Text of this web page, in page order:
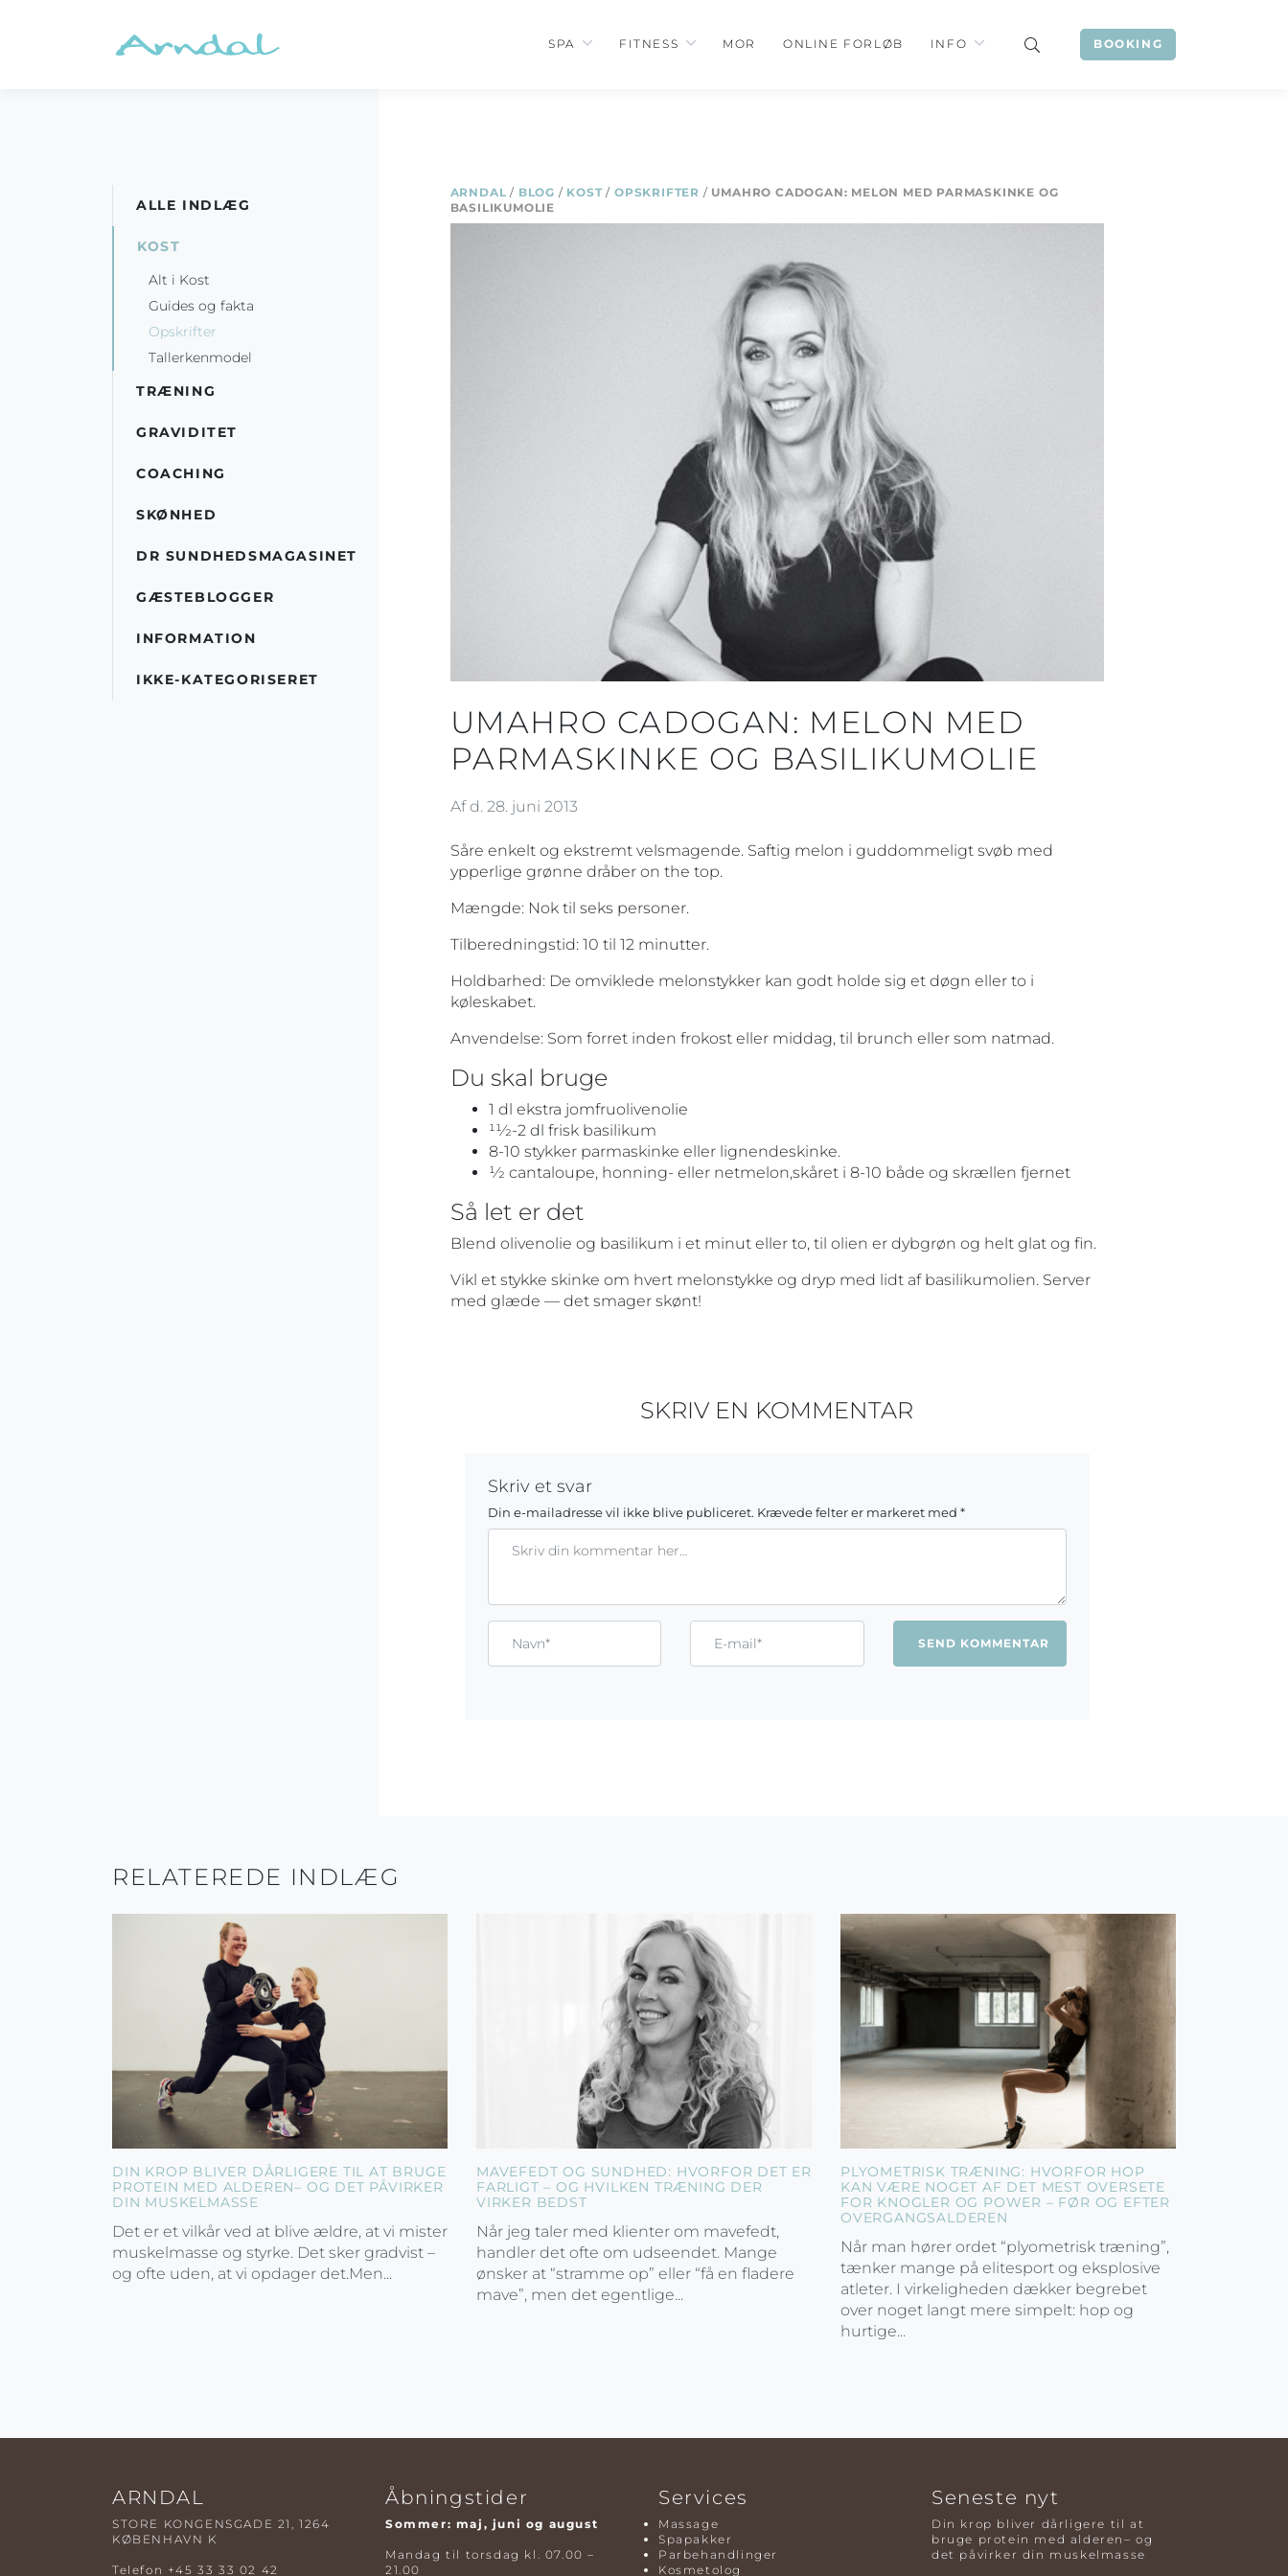
BOOKING
SPA FITNESS MOR ONLINE FORLØB INFO
ARNDAL / BLOG / KOST/ OPSKRIFTER / UMAHRO CADOGAN: MELON MED PARMASKINKE OG
BASILIKUMOLIE
UMAHRO CADOGAN: MELON MED
PARMASKINKE OG BASILIKUMOLIE
Af d. 28. juni 2013
Såre enkelt og ekstremt velsmagende. Saftig melon i guddommeligt svøb med
ypperlige grønne dråber on the top.
Mængde: Nok til seks personer.
Tilberedningstid: 10 til 12 minutter.
Holdbarhed: De omviklede melonstykker kan godt holde sig et døgn eller to i
køleskabet.
Anvendelse: Som forret inden frokost eller middag, til brunch eller som natmad.
Du skal bruge
1 dl ekstra jomfruolivenolie
11⁄2-2 dl frisk basilikum
8-10 stykker parmaskinke eller lignendeskinke.
1⁄2 cantaloupe, honning- eller netmelon,skåret i 8-10 både og skrællen fjernet
Så let er det
Blend olivenolie og basilikum i et minut eller to, til olien er dybgrøn og helt glat og fin.
Vikl et stykke skinke om hvert melonstykke og dryp med lidt af basilikumolien. Server
med glæde — det smager skønt!
SKRIV EN KOMMENTAR
Skriv et svar
Din e-mailadresse vil ikke blive publiceret. Krævede felter er markeret med *
ALLE INDLÆG
KOST
Alt i Kost
Guides og fakta
Opskrifter
Tallerkenmodel
TRÆNING
GRAVIDITET
COACHING
SKØNHED
DR SUNDHEDSMAGASINET
GÆSTEBLOGGER
INFORMATION
IKKE-KATEGORISERET
RELATEREDE INDLÆG
DIN KROP BLIVER DÅRLIGERE TIL AT BRUGE
PROTEIN MED ALDEREN– OG DET PÅVIRKER
DIN MUSKELMASSE
Det er et vilkår ved at blive ældre, at vi mister
muskelmasse og styrke. Det sker gradvist –
og ofte uden, at vi opdager det.Men...
MAVEFEDT OG SUNDHED: HVORFOR DET ER
FARLIGT – OG HVILKEN TRÆNING DER
VIRKER BEDST
Når jeg taler med klienter om mavefedt,
handler det ofte om udseendet. Mange
ønsker at “stramme op” eller “få en fladere
mave”, men det egentlige...
PLYOMETRISK TRÆNING: HVORFOR HOP
KAN VÆRE NOGET AF DET MEST OVERSETE
FOR KNOGLER OG POWER – FØR OG EFTER
OVERGANGSALDEREN
Når man hører ordet “plyometrisk træning”,
tænker mange på elitesport og eksplosive
atleter. I virkeligheden dækker begrebet
over noget langt mere simpelt: hop og
hurtige...
ARNDAL
STORE KONGENSGADE 21, 1264
KØBENHAVN K
Telefon +45 33 33 02 42
Åbningstider
Sommer: maj, juni og august
Mandag til torsdag kl. 07.00 –
21.00
Services
Massage
Spapakker
Parbehandlinger
Kosmetolog
Seneste nyt
Din krop bliver dårligere til at
bruge protein med alderen– og
det påvirker din muskelmasse